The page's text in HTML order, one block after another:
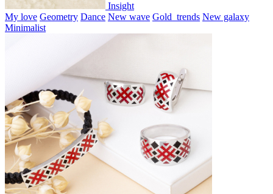
Insight
My love Geometry Dance New wave Gold_trends New galaxy
Minimalist